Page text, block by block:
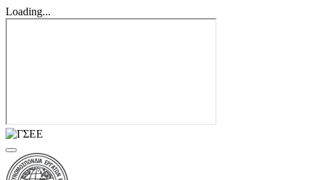
Loading...